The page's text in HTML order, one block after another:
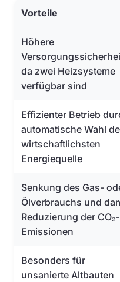
Vorteile
Höhere
da zwei Heizsysteme
verfügbar sind
Effizienter Betrieb
automatische Wahl
wirtschaftlichsten
Energiequelle
Senkung des Gas-
Ölverbrauchs und
Reduzierung der CO₂-
Emissionen
Besonders für
unsanierte Altbauten